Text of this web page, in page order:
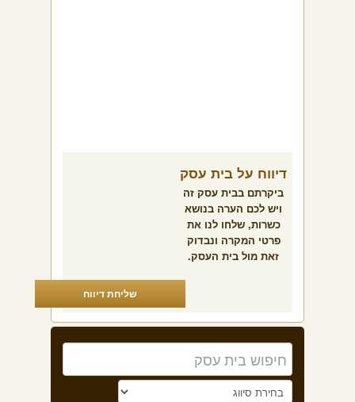
דיווח על בית עסק
ביקרתם בבית עסק זה
ויש לכם הערה בנושא
כשרות, שלחו לנו את
פרטי המקרה ונבדוק
זאת מול בית העסק.
שליחת דיווח